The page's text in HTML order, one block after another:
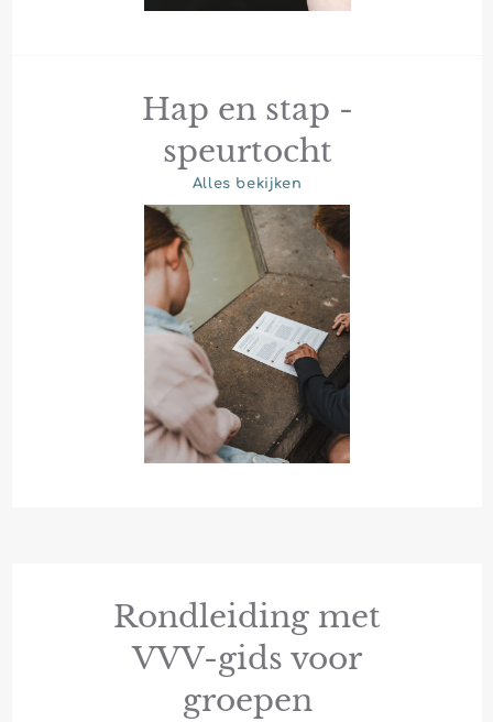
Hap en stap -
speurtocht
Alles bekijken
Rondleiding met
VVV-gids voor
groepen